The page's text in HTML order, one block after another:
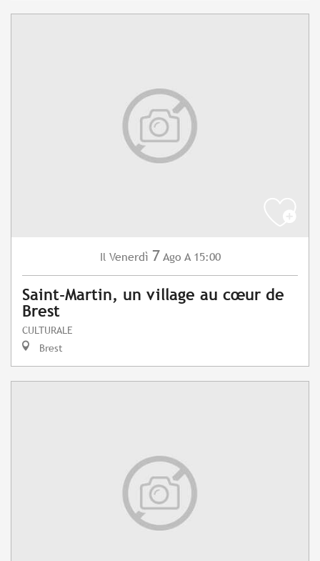
Il Venerdì 7 Ago A 15:00
Saint-Martin, un village au cœur de
Brest
CULTURALE
Brest